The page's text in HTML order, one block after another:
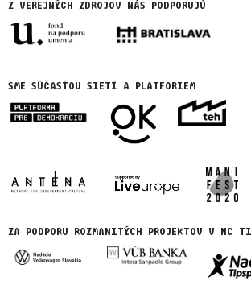
Z VEREJNÝCH ZDROJOV NÁS PODPORUJÚ
SME SÚČASŤOU SIETÍ A PLATFORIEM
ZA PODPORU ROZMANITÝCH PROJEKTOV V NC